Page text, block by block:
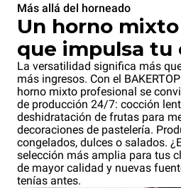
Más allá del horneado
Un horno
que impulsa tu
La versatilidad significa más
más ingresos. Con el
horno mixto profesional se
de producción 24/7: cocción
deshidratación de frutas para
decoraciones de pastelería.
congelados, dulces o salados.
selección más amplia para tus
de mayor calidad y nuevas
tenías antes.